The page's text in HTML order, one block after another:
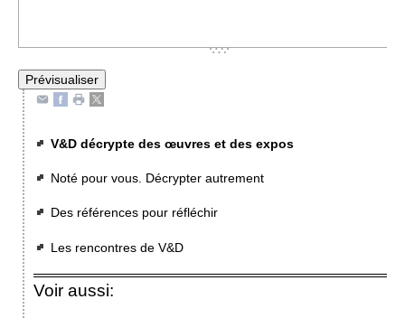
V&D décrypte des œuvres et des expos
Noté pour vous. Décrypter autrement
Des références pour réfléchir
Les rencontres de V&D
Voir aussi: